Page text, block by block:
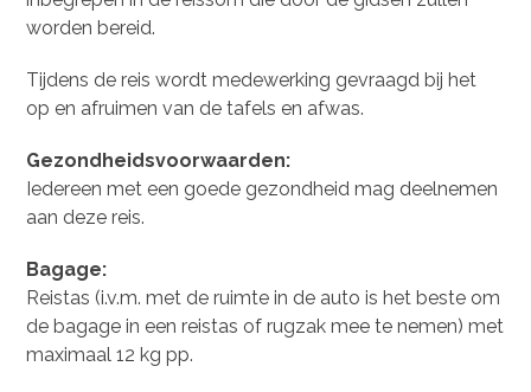
worden bereid.
Tijdens de reis wordt medewerking gevraagd bij het
op en afruimen van de tafels en afwas.
Gezondheidsvoorwaarden:
Iedereen met een goede gezondheid mag deelnemen
aan deze reis.
Bagage:
Reistas (i.v.m. met de ruimte in de auto is het beste om
de bagage in een reistas of rugzak mee te nemen) met
maximaal 12 kg pp.